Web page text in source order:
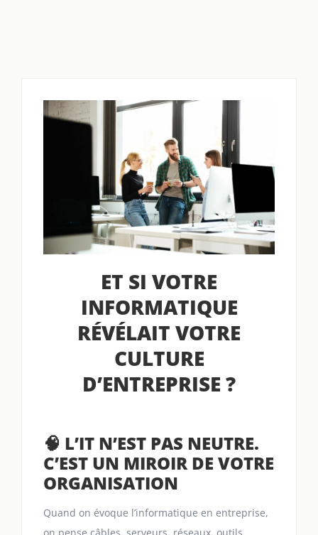
ET SI VOTRE
INFORMATIQUE
RÉVÉLAIT VOTRE
CULTURE
D’ENTREPRISE ?
🧠 L’IT N’EST PAS NEUTRE.
C’EST UN MIROIR DE VOTRE
ORGANISATION
Quand on évoque l’informatique en entreprise,